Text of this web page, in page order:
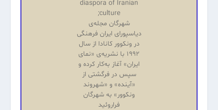
diaspora of Iranian
culture;
شهرگان مجله‌ی
دیاسپورای ایران فرهنگی
در ونکوور کانادا از سال
۱۹۹۲ با نشریه‌‌ی «نمای
ایران» آغاز به‌کار کرده و
سپس در فرگشتی از
«آینده‌» و «شهروند
ونکوور» به شهرگان
فراروئید